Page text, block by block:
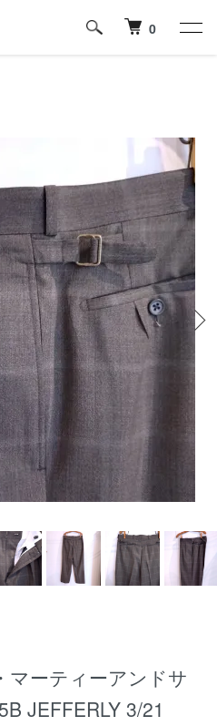
0
マーティーアンドサ
JEFFERLY 3/21